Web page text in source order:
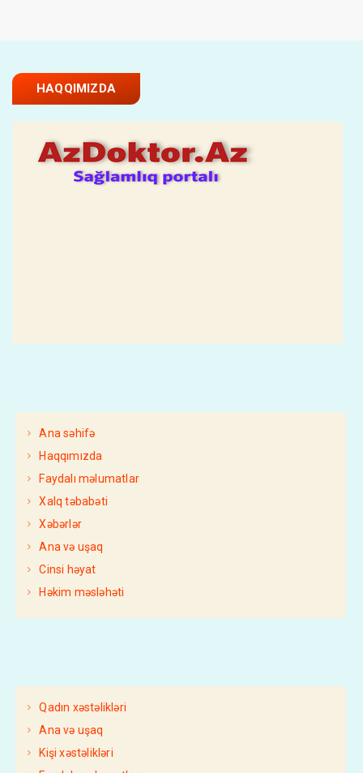
HAQQIMIZDA
Ana səhifə
Haqqımızda
Faydalı məlumatlar
Xalq təbabəti
Xəbərlər
Ana və uşaq
Cinsi həyat
Həkim məsləhəti
Qadın xəstəlikləri
Ana və uşaq
Kişi xəstəlikləri